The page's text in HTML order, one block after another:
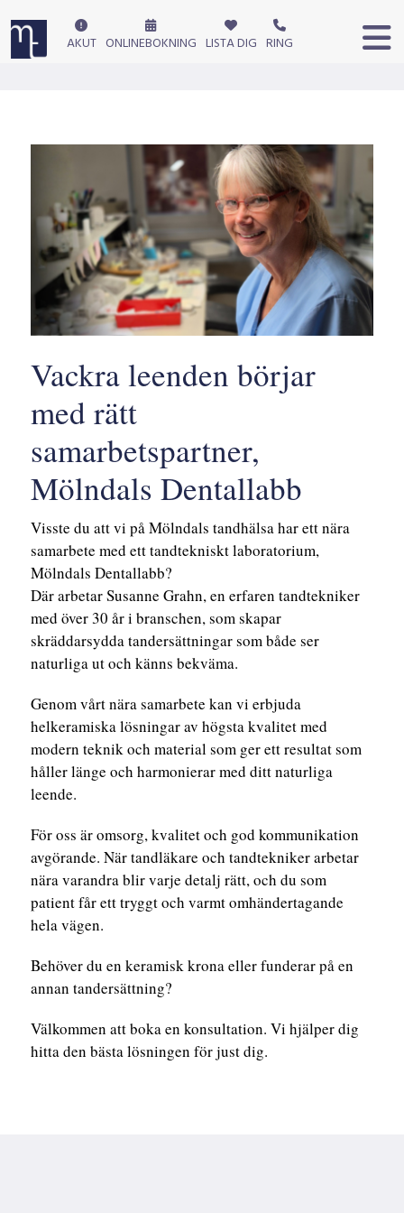
AKUT ONLINEBOKNING LISTA DIG RING
Vackra leenden börjar
med rätt
samarbetspartner,
Mölndals Dentallabb
Visste du att vi på Mölndals tandhälsa har ett nära
samarbete med ett tandtekniskt laboratorium,
Mölndals Dentallabb?
Där arbetar Susanne Grahn, en erfaren tandtekniker
med över 30 år i branschen, som skapar
skräddarsydda tandersättningar som både ser
naturliga ut och känns bekväma.
Genom vårt nära samarbete kan vi erbjuda
helkeramiska lösningar av högsta kvalitet med
modern teknik och material som ger ett resultat som
håller länge och harmonierar med ditt naturliga
leende.
För oss är omsorg, kvalitet och god kommunikation
avgörande. När tandläkare och tandtekniker arbetar
nära varandra blir varje detalj rätt, och du som
patient får ett tryggt och varmt omhändertagande
hela vägen.
Behöver du en keramisk krona eller funderar på en
annan tandersättning?
Välkommen att boka en konsultation. Vi hjälper dig
hitta den bästa lösningen för just dig.